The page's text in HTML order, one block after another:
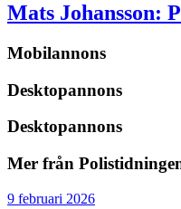
Mats Johansson:
Mobilannons
Desktopannons
Desktopannons
Mer från
9 februari 2026